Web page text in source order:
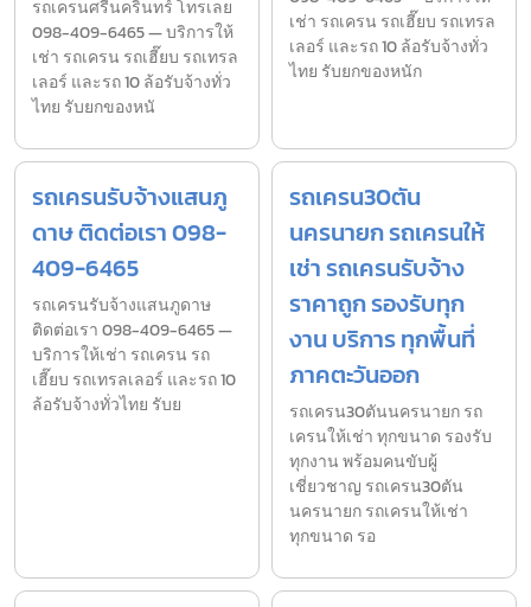
รถเครนศรีนครินทร์ โทรเลย
098-409-6465 — บริการให้
เช่า รถเครน รถเฮี๊ยบ รถเทรล
เลอร์ และรถ 10 ล้อรับจ้างทั่ว
ไทย รับยกของหนั
เช่า รถเครน รถเฮี๊ยบ รถเทรล
เลอร์ และรถ 10 ล้อรับจ้างทั่ว
ไทย รับยกของหนัก
รถเครนรับจ้างแสนภู
ดาษ ติดต่อเรา 098-
409-6465
รถเครนรับจ้างแสนภูดาษ
ติดต่อเรา 098-409-6465 —
บริการให้เช่า รถเครน รถ
เฮี๊ยบ รถเทรลเลอร์ และรถ 10
ล้อรับจ้างทั่วไทย รับย
รถเครน30ตัน
นครนายก รถเครนให้
เช่า รถเครนรับจ้าง
ราคาถูก รองรับทุก
งาน บริการ ทุกพื้นที่
ภาคตะวันออก
รถเครน30ตันนครนายก รถ
เครนให้เช่า ทุกขนาด รองรับ
ทุกงาน พร้อมคนขับผู้
เชี่ยวชาญ รถเครน30ตัน
นครนายก รถเครนให้เช่า
ทุกขนาด รอ